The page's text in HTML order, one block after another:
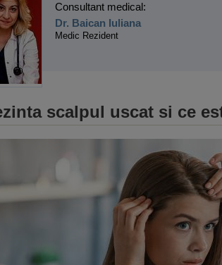
Consultant medical:
Dr. Baican Iuliana
Medic Rezident
scalpul uscat si ce